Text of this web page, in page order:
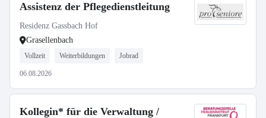
Assistenz der Pflegedienstleitung
Residenz Gassbach Hof
Grasellenbach
Vollzeit Weiterbildungen Jobrad
06.08.2026
Kollegin* für die Verwaltung /